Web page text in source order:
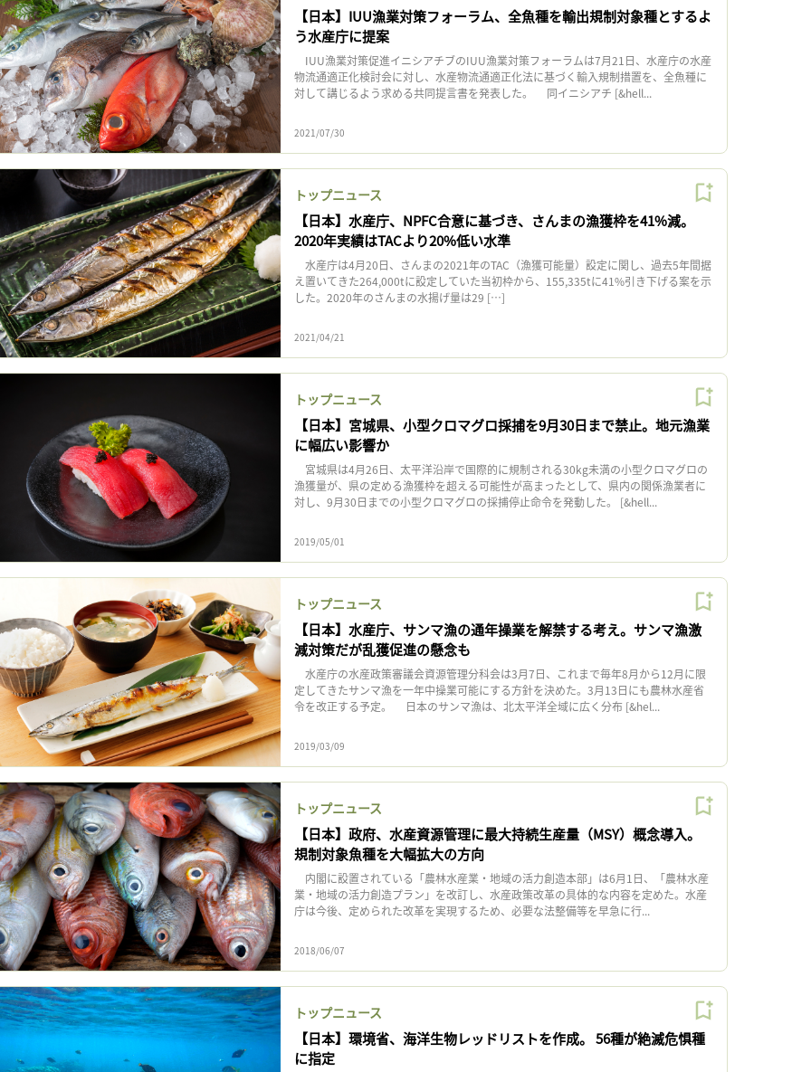
【日本】IUU漁業対策フォーラム、全魚種を輸出規制対象種とするよ
う水産庁に提案
IUU漁業対策促進イニシアチブのIUU漁業対策フォーラムは7月21日、水産庁の水産
物流通適正化検討会に対し、水産物流通適正化法に基づく輸入規制措置を、全魚種に
対して講じるよう求める共同提言書を発表した。 同イニシアチ [&hell...
2021/07/30
トップニュース
【日本】水産庁、NPFC合意に基づき、さんまの漁獲枠を41%減。
2020年実績はTACより20%低い水準
水産庁は4月20日、さんまの2021年のTAC（漁獲可能量）設定に関し、過去5年間据
え置いてきた264,000tに設定していた当初枠から、155,335tに41%引き下げる案を示
した。2020年のさんまの水揚げ量は29 […]
2021/04/21
トップニュース
【日本】宮城県、小型クロマグロ採捕を9月30日まで禁止。地元漁業
に幅広い影響か
宮城県は4月26日、太平洋沿岸で国際的に規制される30kg未満の小型クロマグロの
漁獲量が、県の定める漁獲枠を超える可能性が高まったとして、県内の関係漁業者に
対し、9月30日までの小型クロマグロの採捕停止命令を発動した。 [&hell...
2019/05/01
トップニュース
【日本】水産庁、サンマ漁の通年操業を解禁する考え。サンマ漁激
減対策だが乱獲促進の懸念も
水産庁の水産政策審議会資源管理分科会は3月7日、これまで毎年8月から12月に限
定してきたサンマ漁を一年中操業可能にする方針を決めた。3月13日にも農林水産省
令を改正する予定。 日本のサンマ漁は、北太平洋全域に広く分布 [&hel...
2019/03/09
トップニュース
【日本】政府、水産資源管理に最大持続生産量（MSY）概念導入。
規制対象魚種を大幅拡大の方向
内閣に設置されている「農林水産業・地域の活力創造本部」は6月1日、「農林水産
業・地域の活力創造プラン」を改訂し、水産政策改革の具体的な内容を定めた。水産
庁は今後、定められた改革を実現するため、必要な法整備等を早急に行...
2018/06/07
トップニュース
【日本】環境省、海洋生物レッドリストを作成。 56種が絶滅危惧種
に指定
記事をお気に入りに保存するには
ログインが必要です
ログイン 会員登録